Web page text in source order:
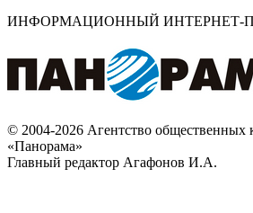
ИНФОРМАЦИОННЫЙ ИНТЕРНЕТ-
© 2004-2026 Агентство общественных
«Панорама»
Главный редактор Агафонов И.А.